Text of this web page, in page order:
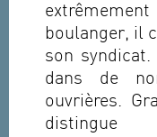
boulanger, il
son
dans de
ouvrières.